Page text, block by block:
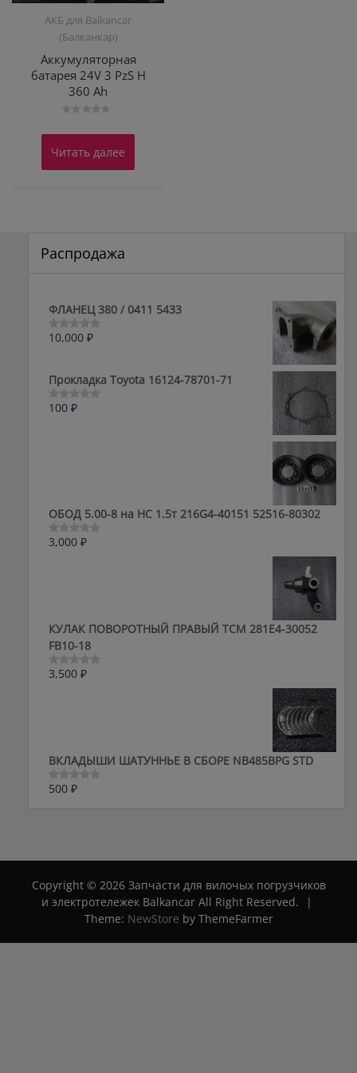
АКБ для Balkanсar
(Балканкар)
Аккумуляторная
батарея 24V 3 PzS Н
360 Ah
0
5
Читать далее
Распродажа
ФЛАНЕЦ 380 / 0411 5433
Оценка
5
10,000 ₽
Прокладка Toyota 16124-78701-71
Оценка
100 ₽
ОБОД 5.00-8 на HC 1.5т 216G4-40151 52516-80302
Оценка
3,000 ₽
КУЛАК ПОВОРОТНЫЙ ПРАВЫЙ ТСМ 281E4-30052
FB10-18
Оценка
3,500 ₽
ВКЛАДЫШИ ШАТУННЬЕ В СБОРЕ NB485BPG STD
Оценка
500 ₽
Copyright © 2026 Запчасти для вилочых погрузчиков
и электротележек Balkancar All Right Reserved.
|
Theme: NewStore by ThemeFarmer